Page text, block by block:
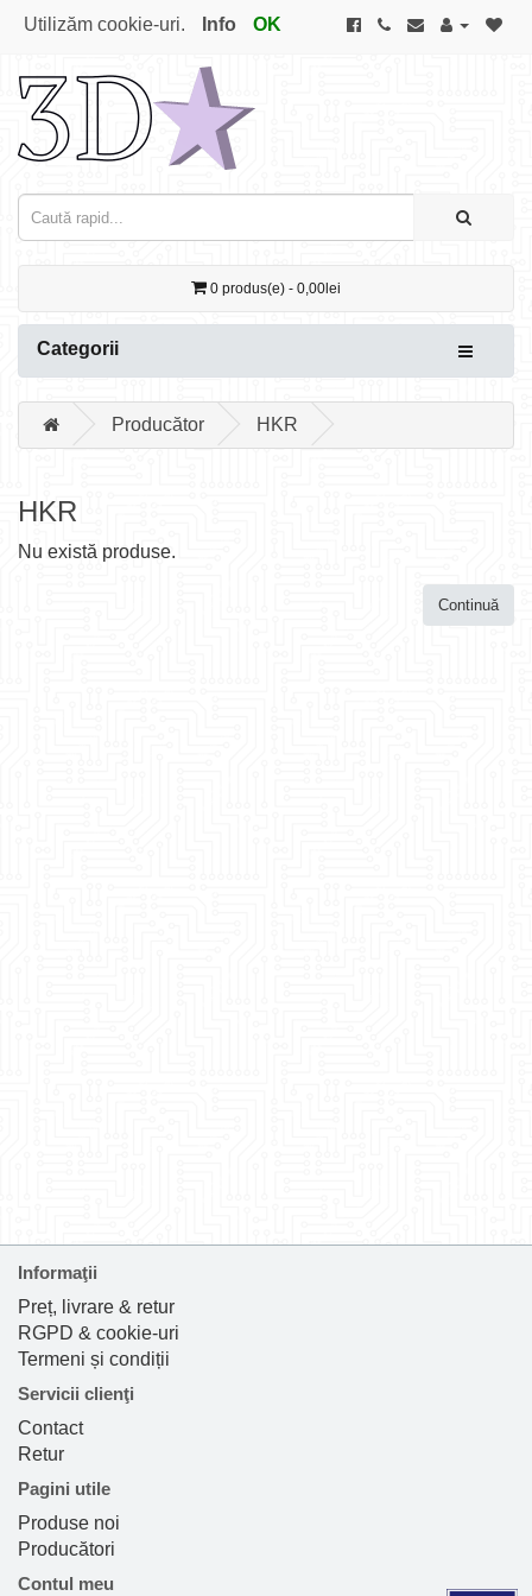
Utilizăm cookie-uri. Info OK
0 produs(e) - 0,00lei
Categorii
Producător HKR
HKR
Nu există produse.
Continuă
Informaţii
Preț, livrare & retur
RGPD & cookie-uri
Termeni și condiții
Servicii clienţi
Contact
Retur
Pagini utile
Produse noi
Producători
Contul meu